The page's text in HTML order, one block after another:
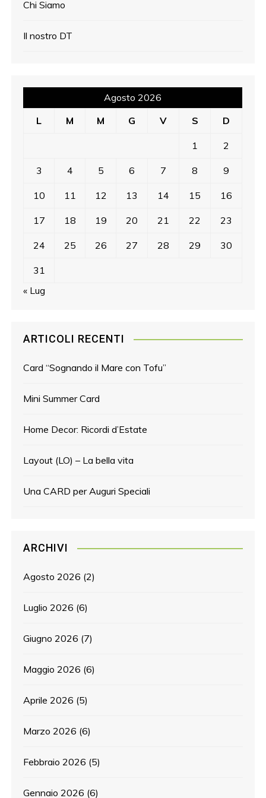
Chi Siamo
Il nostro DT
Agosto 2026
L
M M G V S D
1 2
3 4 5 6 7 8 9
10 11 12 13 14 15 16
17 18 19 20 21 22 23
24 25 26 27 28 29 30
31
« Lug
ARTICOLI RECENTI
Card “Sognando il Mare con Tofu”
Mini Summer Card
Home Decor: Ricordi d’Estate
Layout (LO) – La bella vita
Una CARD per Auguri Speciali
ARCHIVI
Agosto 2026 (2)
Luglio 2026 (6)
Giugno 2026 (7)
Maggio 2026 (6)
Aprile 2026 (5)
Marzo 2026 (6)
Febbraio 2026 (5)
Gennaio 2026 (6)